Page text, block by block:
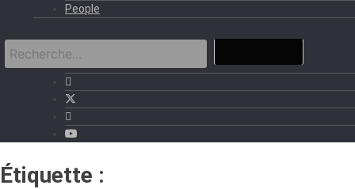
People
Étiquette :